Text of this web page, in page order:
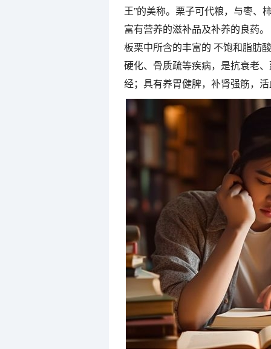
王”的美称。栗子可代粮，与枣、
富有营养的滋补品及补养的良药。
板栗中所含的丰富的 不饱和脂肪
硬化、骨质疏等疾病，是抗衰老
经；具有养胃健脾，补肾强筋，